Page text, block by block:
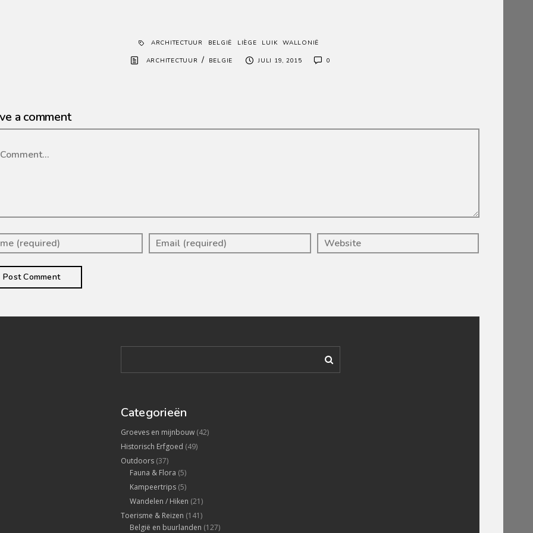
ARCHITECTUUR BELGIË LIÈGE LUIK WALLONIË
ARCHITECTUUR / BELGIE JULI 19, 2015 0
a comment
Categorieën
Groeves en mijnbouw(42)
Historisch Erfgoed (49)
Outdoors(37)
Fauna & Flora (5)
Kampeertrips(5)
Wandelen / Hiken (21)
Toerisme & Reizen (141)
België en buurlanden (127)